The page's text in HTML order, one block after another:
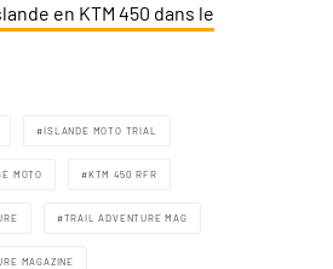
en KTM 450 dans le
ISLANDE MOTO TRIAL
MOTO KTM 450 RFR
TRAIL ADVENTURE MAG
MAGAZINE